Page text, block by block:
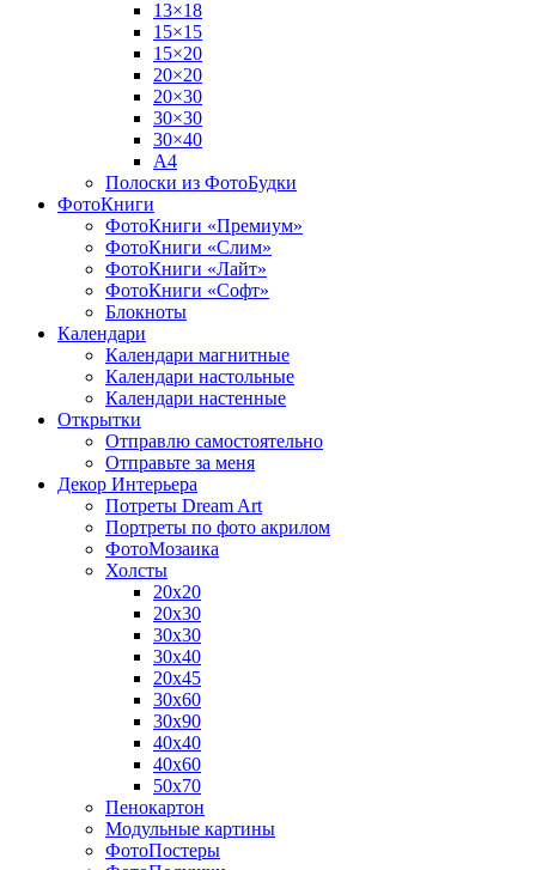
13×18
15×15
15×20
20×20
20×30
30×30
30×40
A4
Полоски из ФотоБудки
ФотоКниги
ФотоКниги «Премиум»
ФотоКниги «Слим»
ФотоКниги «Лайт»
ФотоКниги «Софт»
Блокноты
Календари
Календари магнитные
Календари настольные
Календари настенные
Открытки
Отправлю самостоятельно
Отправьте за меня
Декор Интерьера
Потреты Dream Art
Портреты по фото акрилом
ФотоМозаика
Холсты
20х20
20х30
30х30
30х40
20х45
30х60
30х90
40х40
40х60
50х70
Пенокартон
Модульные картины
ФотоПостеры